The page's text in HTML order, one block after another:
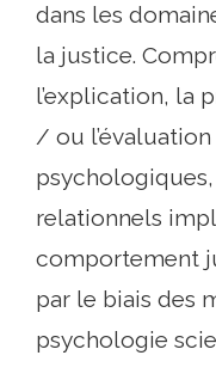
dans les
la justice.
l’explication, la
/ ou
relationnels
comportement
par le biais des
psychologie